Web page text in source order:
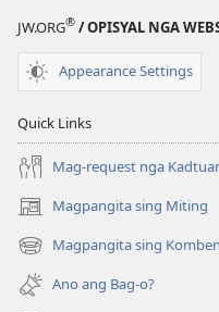
JW.ORG® / OPISYAL NGA
Appearance Settings
Quick Links
Mag-request nga
Magpangita sing Miting
(opens
new
window)
Magpangita sing
(opens
new
window)
Ano ang Bag-o?